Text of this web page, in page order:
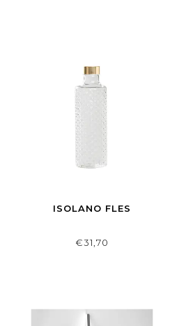
ISOLANO FLES
€31,70